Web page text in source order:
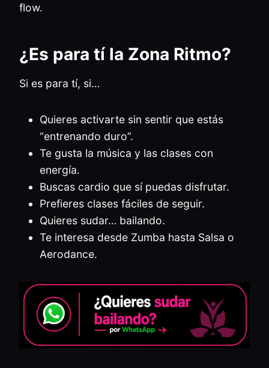
flow.
¿Es para tí la Zona Ritmo?
Si es para tí, si…
Quieres activarte sin sentir que estás
“entrenando duro”.
Te gusta la música y las clases con
energía.
Buscas cardio que sí puedas disfrutar.
Prefieres clases fáciles de seguir.
Quieres sudar… bailando.
Te interesa desde Zumba hasta Salsa o
Aerodance.